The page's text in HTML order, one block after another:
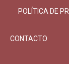
POLÍTICA DE
CONTACTO